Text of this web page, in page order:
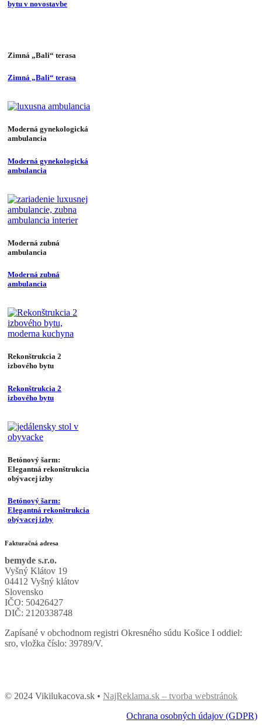
bytu v novostavbe
Zimná „Bali“ terasa
Zimná „Bali“ terasa
Moderná gynekologická
ambulancia
Moderná gynekologická
ambulancia
Moderná zubná
ambulancia
Moderná zubná
ambulancia
Rekonštrukcia 2
izbového bytu
Rekonštrukcia 2
izbového bytu
Betónový šarm:
Elegantná rekonštrukcia
obývacej izby
Betónový šarm:
Elegantná rekonštrukcia
obývacej izby
Fakturačná adresa
bemyde s.r.o.
Vyšný Klátov 19
04412 Vyšný klátov
Slovensko
IČO: 50426427
DIČ: 2120338748
Zapísané v obchodnom registri Okresného súdu Košice I oddiel:
sro, vložka číslo: 39789/V.
© 2024 Vikilukacova.sk • NajReklama.sk – tvorba webstránok
Ochrana osobných údajov (GDPR)